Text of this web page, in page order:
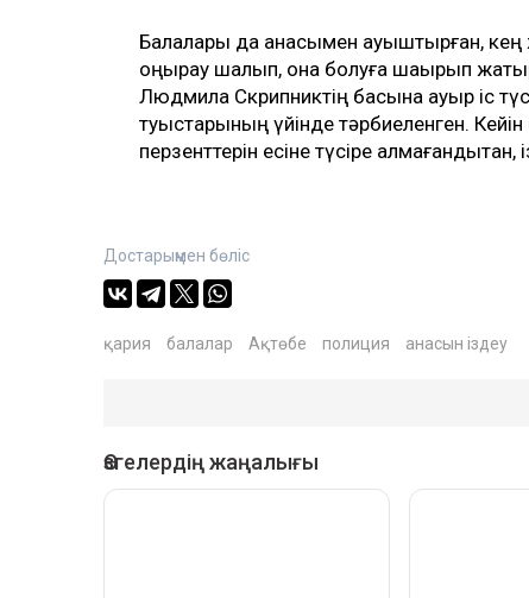
Балалары да анасымен қауыштырған, кең
қоңырау шалып, қонақ болуға шақырып
Людмила Скрипниктің басына ауыр іс
туыстарының үйінде тәрбиеленген. Кейін
перзенттерін есіне түсіре
Достарыңмен бөліс
қария балалар Ақтөбе полиция анасын іздеу